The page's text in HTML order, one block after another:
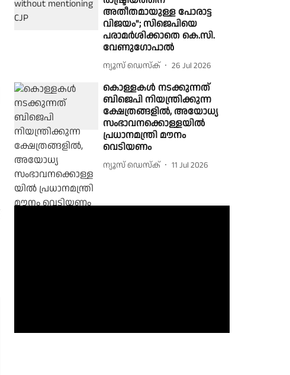
അതീതമായുള്ള പോരാട്ട
വിജയം"; സിജെപിയെ
പരാമർശിക്കാതെ കെ.സി.
വേണുഗോപാൽ
ന്യൂസ് ഡെസ്ക് 26 Jul 2026
കൊള്ളകൾ നടക്കുന്നത്
ബിജെപി നിയന്ത്രിക്കുന്ന
ക്ഷേത്രങ്ങളിൽ, അയോധ്യ
സംഭാവനക്കൊള്ളയിൽ
പ്രധാനമന്ത്രി മൗനം
വെടിയണം
ന്യൂസ് ഡെസ്ക് 11 Jul 2026